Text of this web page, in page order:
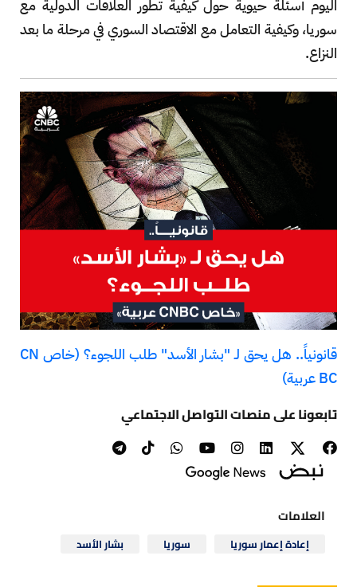
اليوم أسئلة حيوية حول كيفية تطور العلاقات الدولية مع
سوريا، وكيفية التعامل مع الاقتصاد السوري في مرحلة ما بعد
النزاع.
قانونياً.. هل يحق لـ "بشار الأسد" طلب اللجوء؟ (خاص CN
BC عربية)
تابعونا على منصات التواصل الاجتماعي
العلامات
إعادة إعمار سوريا سوريا بشار الأسد